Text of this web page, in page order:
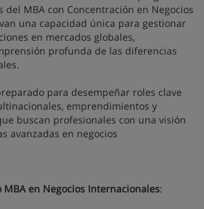
del MBA con Concentración en Negocios
una capacidad única para gestionar
en mercados globales,
profunda de las diferencias
para desempeñar roles clave
emprendimientos y
buscan profesionales con una visión
avanzadas en negocios
en Negocios Internacionales: